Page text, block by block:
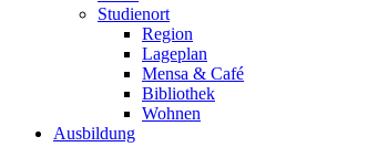
Studienort
Region
Lageplan
Mensa & Café
Bibliothek
Wohnen
Ausbildung